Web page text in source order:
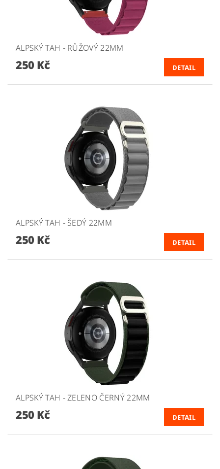
ALPSKÝ TAH - RŮŽOVÝ 22MM
250 Kč DETAIL
ALPSKÝ TAH - ŠEDÝ 22MM
250 Kč DETAIL
ALPSKÝ TAH - ZELENO ČERNÝ 22MM
250 Kč DETAIL